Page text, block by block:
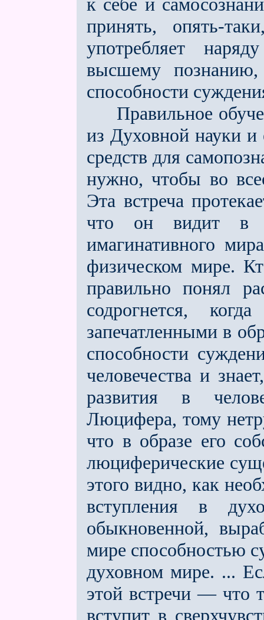
принять, опять-
употребляет
высшему
способности
Правильное
из Духов­ной науки и
средств для
нужно, чтобы во
Эта встреча
что он видит в
имагинативного
физическом мире.
правильно понял
содрогнется,
запечатленными в
способности
человечества и
развития в
Люцифера, тому
что в образе его
люциферические
этого видно, как
вступления в
обыкновенной,
мире способностью
духовном мире. ...
этой встречи — что
вступит в